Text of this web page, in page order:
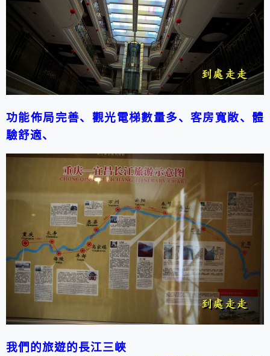
功能佈局完善、觀光電梯數量多、客房寬敞、體
驗舒適、
我們的旅遊的長江三峽